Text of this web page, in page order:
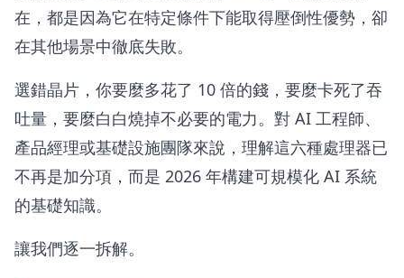
在，都是因為它在特定條件下能取得壓倒性優勢，卻
在其他場景中徹底失敗。
選錯晶片，你要麼多花了 10 倍的錢，要麼卡死了吞
吐量，要麼白白燒掉不必要的電力。對 AI 工程師、
產品經理或基礎設施團隊來說，理解這六種處理器已
不再是加分項，而是 2026 年構建可規模化 AI 系統
的基礎知識。
讓我們逐一拆解。